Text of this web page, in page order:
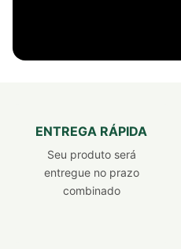
do seu próprio negócio
EMPREENDA COM
MERCADO! CADASTRE-SE! É
ENTREGA RÁPIDA
Seu produto será
entregue no prazo
combinado